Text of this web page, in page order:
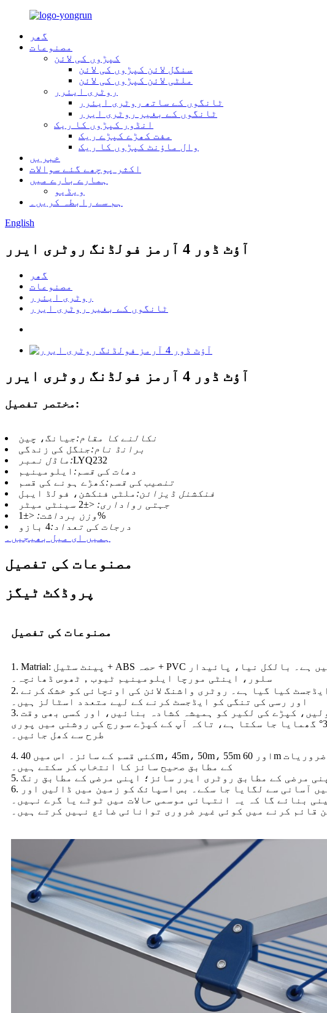
گھر
مصنوعات
کپڑوں کی لائن
سنگل لائن کپڑوں کی لائن
ملٹی لائن کپڑوں کی لائن
روٹری ایئرر
ٹانگوں کے ساتھ روٹری ایئرر
ٹانگوں کے بغیر روٹری ایرر
انڈور کپڑوں کا ریک
مفت کھڑے کپڑے ریک
وال ماؤنٹ کپڑوں کا ریک
خبریں
اکثر پوچھے گئے سوالات
ہمارے بارے میں
ویڈیو
ہم سے رابطہ کریں۔
English
آؤٹ ڈور 4 آرمز فولڈنگ روٹری ایرر
گھر
مصنوعات
روٹری ایئرر
ٹانگوں کے بغیر روٹری ایرر
آؤٹ ڈور 4 آرمز فولڈنگ روٹری ایرر
مختصر تفصیل:
نکالنے کا مقام:جیانگ، چین
برانڈ نام:جنگل کی زندگی
ماڈل نمبر:LYQ232
دھات کی قسم: ایلومینیم
تنصیب کی قسم:کھڑے ہونے کی قسم
فنکشنل ڈیزائن: ملٹی فنکشن، فولڈ ایبل
جہتی رواداری: <±2 سینٹی میٹر
وزن برداشت:<±1%
درجات کی تعداد:4 بازو
ہمیں ای میل بھیجیں۔
مصنوعات کی تفصیل
پروڈکٹ ٹیگز
مصنوعات کی تفصیل
1. Matrial: پینٹ سٹیل + ABS حصہ + PVC لائن. دیا 3 ملی میٹر پیویسی لائن، رسی کو توڑنا آسان نہیں ہے۔ بالکل نیا، پائیدار، ABS پلاسٹک کا حصہ۔ خود کفیل، فینسی،
سلور، اینٹی مورچا ایلومینیم ٹیوب，ٹھوس ڈھانچہ۔
2. سایڈست اونچائی: اس میں ڈرائر کو بغیر کسی رکاوٹ کے آپ کی مثالی کام کرنے والی اونچائی پر ایڈجسٹ کیا گیا ہے۔ روٹری واشنگ لائن کی اونچائی کو خشک کرنے
اور رسی کی تنگی کو ایڈجسٹ کرنے کے لیے متعدد اسٹالز ہیں۔
3. فولڈ ایبل اور گھومنے کے قابل ڈیزائن: استعمال ہونے پر 4 بازو کھولیں، چھتری کی شکل میں کھولیں، کپڑے کی لکیر کو ہمیشہ کشادہ بنائیں، اور کسی بھی وقت
استعمال کے بعد اسے دور کیا جا سکتا ہے۔ 360° آل راؤنڈ گردش، اسے ہوا کے ساتھ خشک کرنے کے لیے 360° گھمایا جا سکتا ہے، تاکہ آپ کے کپڑے سورج کی روشنی میں پوری
طرح سے کھل جائیں۔
4. کئی قسم کے سائز۔ اس میں 40m، 45m، 50m، 55m اور 60m قسم کے انتخاب ہیں۔ مختلف سائز اور خشک کرنے والی جگہ کی مختلف لمبائی دستیاب ہیں، آپ اپنی ضروریات
کے مطابق صحیح سائز کا انتخاب کر سکتے ہیں۔
6. انسٹال کرنے میں آسان: یہ پروڈکٹ گراؤنڈ اسپائک اور ساکٹ کے ساتھ آتا ہے تاکہ اسے آپ کے باغ میں آسانی سے لگایا جا سکے۔ بس اسپائک کو زمین میں ڈالیں اور
بنائے گا کہ یہ انتہائی موسمی حالات میں ٹوٹے یا گرے نہیں۔
قائم کرنے میں کوئی غیر ضروری توانائی ضائع نہیں کرتے ہیں۔